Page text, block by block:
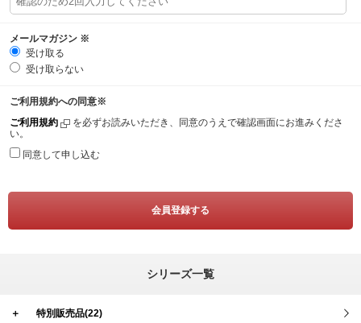
メールマガジン ※
受け取る
受け取らない
ご利用規約への同意※
ご利用規約
を必ずお読みいただき、同意のうえで確認画面にお進みくださ
い。
同意して申し込む
シリーズ一覧
＋ 特別販売品(22)